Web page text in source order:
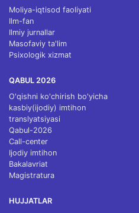
Moliya-iqtisod faoliyati
Ilm-fan
Ilmiy jurnallar
Masofaviy ta'lim
Psixologik xizmat
QABUL 2026
O'qishni ko'chirish bo'yicha
kasbiy(ijodiy) imtihon
translyatsiyasi
Qabul-2026
Call-center
Ijodiy imtihon
Bakalavriat
Magistratura
HUJJATLAR